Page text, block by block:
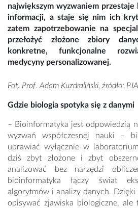
największym wyzwaniem przestaje
informacji, a staje się nim ich
zatem zapotrzebowanie na
przełożyć złożone zbiory
konkretne, funkcjonalne
medycyny personalizowanej.
Fot. Prof. Adam Kuzdraliński, źródło:
Gdzie biologia spotyka się z danymi
– Bioinformatyka jest odpowiedzią
wyzwań współczesnej nauki –
uprawiać wyłącznie w
dziś zbyt złożone i zbyt
analizować bez narzędzi
bioinformatyka łączy świat
algorytmów i analizy danych.
opisywać zjawiska biologiczne, ale